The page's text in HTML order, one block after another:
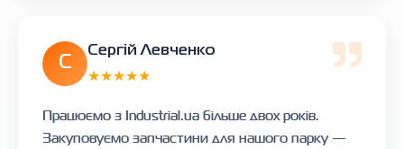
С
Сергій Левченко
★★★★★
Працюємо з Industrial.ua більше двох років.
Закуповуємо запчастини для нашого парку —